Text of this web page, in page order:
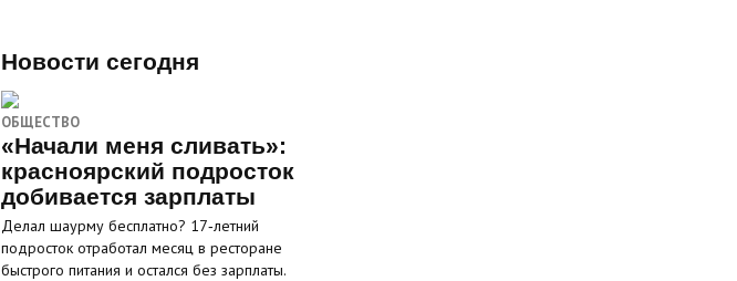
Новости сегодня
ОБЩЕСТВО
«Начали меня сливать»:
красноярский подросток
добивается зарплаты
Делал шаурму бесплатно? 17‑летний
подросток отработал месяц в ресторане
быстрого питания и остался без зарплаты.